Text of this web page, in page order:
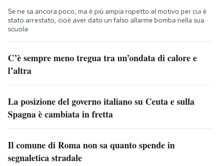
Se ne sa ancora poco, ma è più ampia rispetto al motivo per cui è
stato arrestato, cioè aver dato un falso allarme bomba nella sua
scuola
C’è sempre meno tregua tra un’ondata di calore e
l’altra
La posizione del governo italiano su Ceuta e sulla
Spagna è cambiata in fretta
Il comune di Roma non sa quanto spende in
segnaletica stradale